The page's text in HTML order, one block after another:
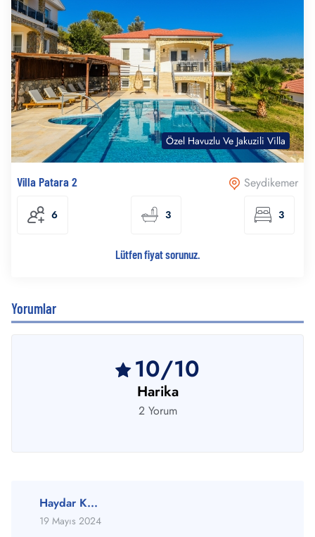
Özel Havuzlu Ve Jakuzili Villa
Seydikemer
Villa Patara 2
6 3 3
Lütfen fiyat sorunuz.
Yorumlar
10/10
Harika
2 Yorum
Haydar K...
19 Mayıs 2024